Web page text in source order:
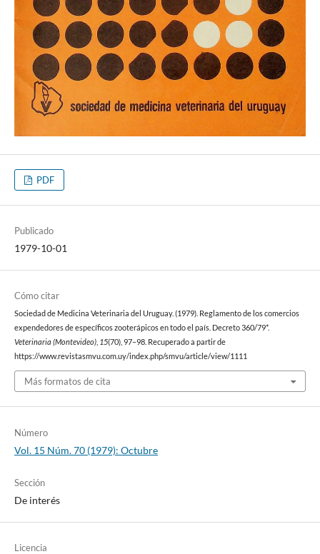
PDF
Publicado
1979-10-01
Cómo citar
Sociedad de Medicina Veterinaria del Uruguay. (1979). Reglamento de los comercios
expendedores de específicos zooterápicos en todo el país. Decreto 360/79*.
Veterinaria (Montevideo), 15(70), 97–98. Recuperado a partir de
https://www.revistasmvu.com.uy/index.php/smvu/article/view/1111
Más formatos de cita
Número
Vol. 15 Núm. 70 (1979): Octubre
Sección
De interés
Licencia